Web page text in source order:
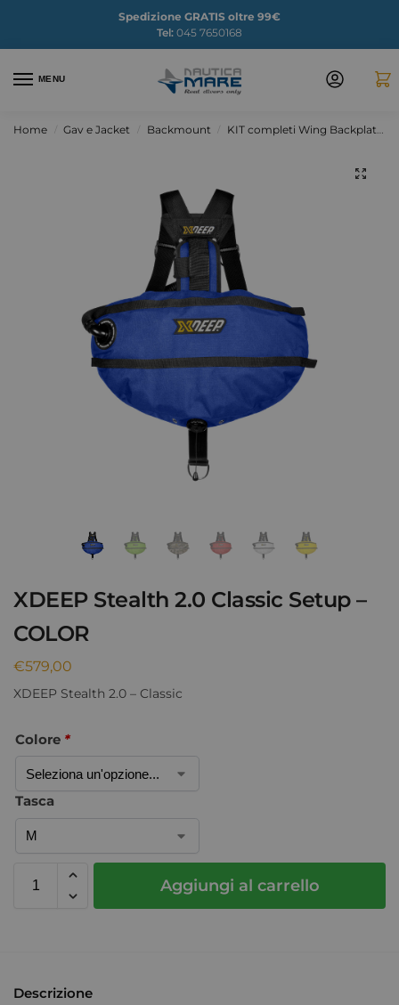
Spedizione GRATIS oltre 99€
Tel: 045 7650168
MENU
Home Gav e Jacket Backmount KIT completi Wing Backplate
XDEEP Stealth 2.0 Classic Setup –
COLOR
€579,00
XDEEP Stealth 2.0 – Classic
Colore *
Tasca
Aggiungi al carrello
Descrizione